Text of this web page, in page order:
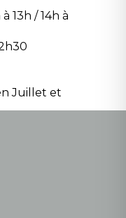
13h / 14h à
Juillet et